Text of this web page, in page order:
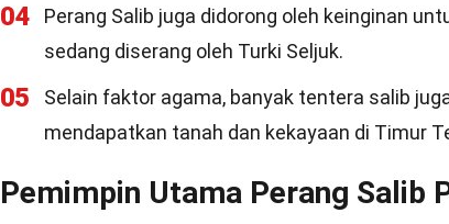
04
Perang Salib juga didorong oleh keinginan
sedang diserang oleh Turki Seljuk.
05
Selain faktor agama, banyak tentera salib
mendapatkan tanah dan kekayaan di Timur
Pemimpin Utama Perang Salib